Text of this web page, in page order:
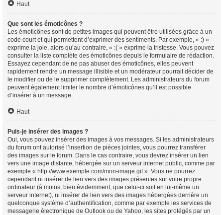
Haut
Que sont les émoticônes ?
Les émoticônes sont de petites images qui peuvent être utilisées grâce à un
code court et qui permettent d’exprimer des sentiments. Par exemple, « :) »
exprime la joie, alors qu’au contraire, « :( » exprime la tristesse. Vous pouvez
consulter la liste complète des émoticônes depuis le formulaire de rédaction.
Essayez cependant de ne pas abuser des émoticônes, elles peuvent
rapidement rendre un message illisible et un modérateur pourrait décider de
le modifier ou de le supprimer complètement. Les administrateurs du forum
peuvent également limiter le nombre d’émoticônes qu’il est possible
d’insérer à un message.
Haut
Puis-je insérer des images ?
Oui, vous pouvez insérer des images à vos messages. Si les administrateurs
du forum ont autorisé l’insertion de pièces jointes, vous pourrez transférer
des images sur le forum. Dans le cas contraire, vous devrez insérer un lien
vers une image distante, hébergée sur un serveur internet public, comme par
exemple « http://www.exemple.com/mon-image.gif ». Vous ne pourrez
cependant ni insérer de lien vers des images présentes sur votre propre
ordinateur (à moins, bien évidemment, que celui-ci soit en lui-même un
serveur internet), ni insérer de lien vers des images hébergées derrière un
quelconque système d’authentification, comme par exemple les services de
messagerie électronique de Outlook ou de Yahoo, les sites protégés par un